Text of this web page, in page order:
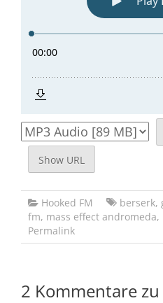
Show URL
Hooked FM berserk,
fm, mass effect andromeda,
Permalink
2 Kommentare zu